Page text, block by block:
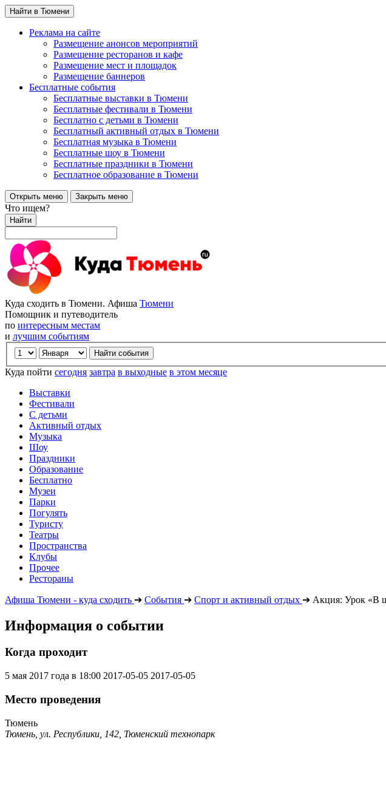
Найти в Тюмени
Реклама на сайте
Размещение анонсов мероприятий
Размещение ресторанов и кафе
Размещение мест и площадок
Размещение баннеров
Бесплатные события
Бесплатные выставки в Тюмени
Бесплатные фестивали в Тюмени
Бесплатно с детьми в Тюмени
Бесплатный активный отдых в Тюмени
Бесплатная музыка в Тюмени
Бесплатные шоу в Тюмени
Бесплатные праздники в Тюмени
Бесплатное образование в Тюмени
Открыть меню Закрыть меню
Что ищем?
Найти
Куда сходить в Тюмени. Афиша Тюмени
Помощник и путеводитель
по интересным местам
и лучшим событиям
Куда пойти сегодня завтра в выходные в этом месяце
Выставки
Фестивали
С детьми
Активный отдых
Музыка
Шоу
Праздники
Образование
Бесплатно
Музеи
Парки
Погулять
Туристу
Театры
Пространства
Клубы
Прочее
Рестораны
Афиша Тюмени - куда сходить ➔ События ➔ Спорт и активный отдых ➔ Акция: Урок «В
Информация о событии
Когда проходит
5 мая 2017 года в 18:00 2017-05-05 2017-05-05
Место проведения
Тюмень
Тюмень, ул. Республики, 142, Тюменский технопарк